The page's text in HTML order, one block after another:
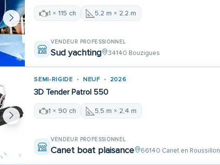
1 × 115 ch 5,2 m × 2,2 m
VENDEUR PROFESSIONNEL
Sud yachting 34140 Bouzigues
SEMI-RIGIDE NEUF 2026
3D Tender Patrol 550
1 × 90 ch 5,5 m × 2,4 m
VENDEUR PROFESSIONNEL
Canet boat plaisance 66140 Canet en Roussillon